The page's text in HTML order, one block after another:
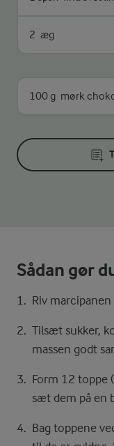
2 æg
100 g mørk
Sådan gør
Riv
Tilsæt sukker,
massen godt
Form 12 toppe
sæt dem på en
Bag toppene